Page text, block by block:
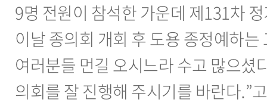
9명 전원이 참석한 가운데 제131차
이날 종의회 개회 후 도용 종정예하는
여러분들 먼길 오시느라 수고 많으셨
의회를 잘 진행해 주시기를 바란다.”